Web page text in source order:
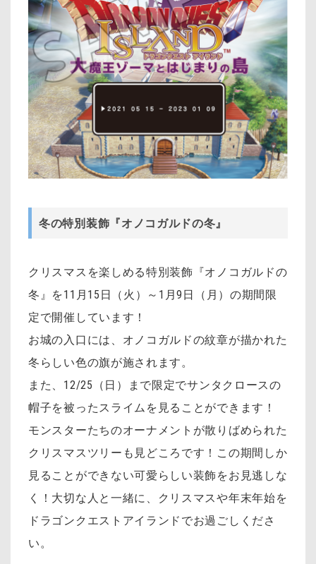
冬の特別装飾『オノコガルドの冬』
クリスマスを楽しめる特別装飾『オノコガルドの
冬』を11月15日（火）～1月9日（月）の期間限
定で開催しています！
お城の入口には、オノコガルドの紋章が描かれた
冬らしい色の旗が施されます。
また、12/25（日）まで限定でサンタクロースの
帽子を被ったスライムを見ることができます！
モンスターたちのオーナメントが散りばめられた
クリスマスツリーも見どころです！ この期間しか
見ることができない可愛らしい装飾をお見逃しな
く！大切な人と一緒に、クリスマスや年末年始を
ドラゴンクエストアイランドでお過ごしくださ
い。